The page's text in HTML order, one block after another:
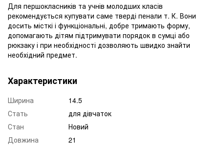
Для першокласників та учнів молодших класів
рекомендується купувати саме тверді пенали т. К. Вони
досить місткі і функціональні, добре тримають форму,
допомагають дітям підтримувати порядок в сумці або
рюкзаку і при необхідності дозволяють швидко знайти
необхідний предмет.
Характеристики
Ширина
14.5
Стать
для дівчаток
Стан
Новий
Довжина
21